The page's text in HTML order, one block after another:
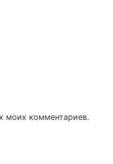
моих комментариев.